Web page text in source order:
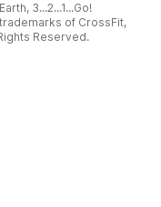
3...2...1...Go!
of CrossFit,
Reserved.